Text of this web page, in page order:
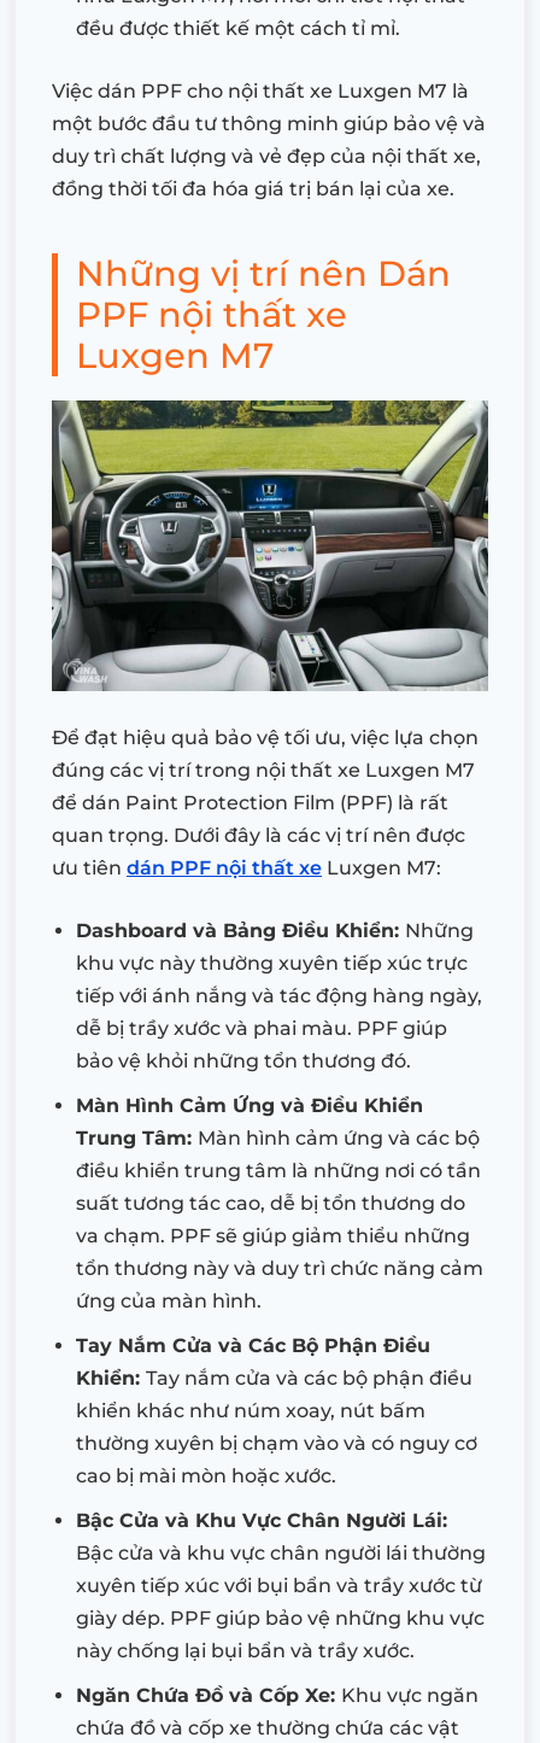
đều được thiết kế một cách tỉ mỉ.
Việc dán PPF cho nội thất xe Luxgen M7 là
một bước đầu tư thông minh giúp bảo vệ và
duy trì chất lượng và vẻ đẹp của nội thất xe,
đồng thời tối đa hóa giá trị bán lại của xe.
Những vị trí nên Dán
PPF nội thất xe
Luxgen M7
Để đạt hiệu quả bảo vệ tối ưu, việc lựa chọn
đúng các vị trí trong nội thất xe Luxgen M7
để dán Paint Protection Film (PPF) là rất
quan trọng. Dưới đây là các vị trí nên được
ưu tiên dán PPF nội thất xe Luxgen M7:
Dashboard và Bảng Điều Khiển: Những
khu vực này thường xuyên tiếp xúc trực
tiếp với ánh nắng và tác động hàng ngày,
dễ bị trầy xước và phai màu. PPF giúp
bảo vệ khỏi những tổn thương đó.
Màn Hình Cảm Ứng và Điều Khiển
Trung Tâm: Màn hình cảm ứng và các bộ
điều khiển trung tâm là những nơi có tần
suất tương tác cao, dễ bị tổn thương do
va chạm. PPF sẽ giúp giảm thiểu những
tổn thương này và duy trì chức năng cảm
ứng của màn hình.
Tay Nắm Cửa và Các Bộ Phận Điều
Khiển: Tay nắm cửa và các bộ phận điều
khiển khác như núm xoay, nút bấm
thường xuyên bị chạm vào và có nguy cơ
cao bị mài mòn hoặc xước.
Bậc Cửa và Khu Vực Chân Người Lái:
Bậc cửa và khu vực chân người lái thường
xuyên tiếp xúc với bụi bẩn và trầy xước từ
giày dép. PPF giúp bảo vệ những khu vực
này chống lại bụi bẩn và trầy xước.
Ngăn Chứa Đồ và Cốp Xe: Khu vực ngăn
chứa đồ và cốp xe thường chứa các vật